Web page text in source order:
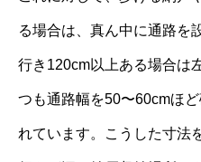
る場合は、真ん中に通路を
行き120cm以上ある場合は
つも通路幅を50〜60cmほ
れています。こうした寸法